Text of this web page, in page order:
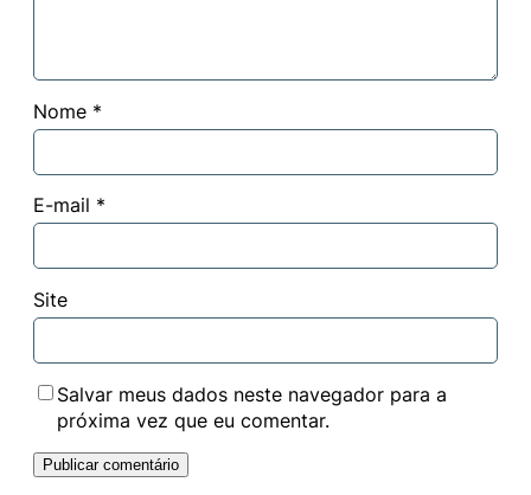
Nome *
E-mail *
Site
Salvar meus dados neste navegador para a
próxima vez que eu comentar.